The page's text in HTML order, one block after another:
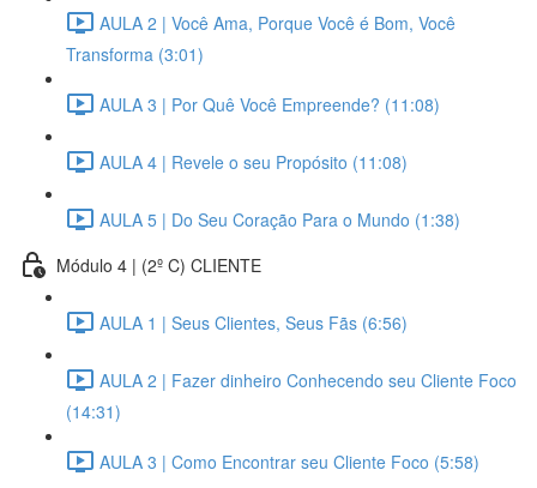
AULA 2 | Você Ama, Porque Você é Bom, Você
Transforma (3:01)
AULA 3 | Por Quê Você Empreende? (11:08)
AULA 4 | Revele o seu Propósito (11:08)
AULA 5 | Do Seu Coração Para o Mundo (1:38)
Módulo 4 | (2º C) CLIENTE
AULA 1 | Seus Clientes, Seus Fãs (6:56)
AULA 2 | Fazer dinheiro Conhecendo seu Cliente Foco
(14:31)
AULA 3 | Como Encontrar seu Cliente Foco (5:58)